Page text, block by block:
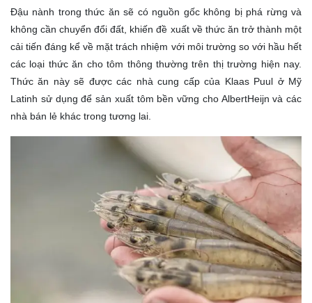
Đậu nành trong thức ăn sẽ có nguồn gốc không bị phá rừng và
không cần chuyển đổi đất, khiến đề xuất về thức ăn trở thành một
cải tiến đáng kể về mặt trách nhiệm với môi trường so với hầu hết
các loại thức ăn cho tôm thông thường trên thị trường hiện nay.
Thức ăn này sẽ được các nhà cung cấp của Klaas Puul ở Mỹ
Latinh sử dụng để sản xuất tôm bền vững cho AlbertHeijn và các
nhà bán lẻ khác trong tương lai.